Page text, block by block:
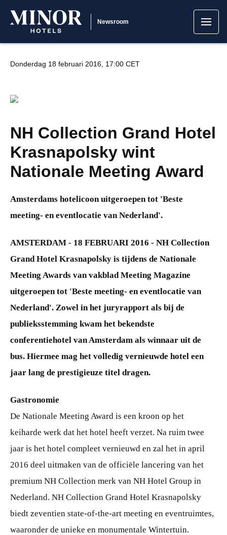
Newsroom
Donderdag 18 februari 2016, 17:00 CET
NH Collection Grand Hotel
Krasnapolsky wint
Nationale Meeting Award
Amsterdams hotelicoon uitgeroepen tot 'Beste
meeting- en eventlocatie van Nederland'.
AMSTERDAM - 18 FEBRUARI 2016 - NH Collection
Grand Hotel Krasnapolsky is tijdens de Nationale
Meeting Awards van vakblad Meeting Magazine
uitgeroepen tot 'Beste meeting- en eventlocatie van
Nederland'. Zowel in het juryrapport als bij de
publieksstemming kwam het bekendste
conferentiehotel van Amsterdam als winnaar uit de
bus. Hiermee mag het volledig vernieuwde hotel een
jaar lang de prestigieuze titel dragen.
Gastronomie
De Nationale Meeting Award is een kroon op het
keiharde werk dat het hotel heeft verzet. Na ruim twee
jaar is het hotel compleet vernieuwd en zal het in april
2016 deel uitmaken van de officiële lancering van het
premium NH Collection merk van NH Hotel Group in
Nederland. NH Collection Grand Hotel Krasnapolsky
biedt zeventien state-of-the-art meeting en eventruimtes,
waaronder de unieke en monumentale Wintertuin.